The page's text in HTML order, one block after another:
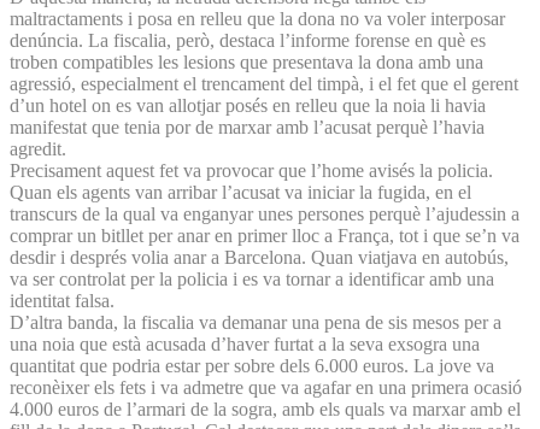
maltractaments i posa en relleu que la dona no va voler interposar
denúncia. La fiscalia, però, destaca l’informe forense en què es
troben compatibles les lesions que presentava la dona amb una
agressió, especialment el trencament del timpà, i el fet que el gerent
d’un hotel on es van allotjar posés en relleu que la noia li havia
manifestat que tenia por de marxar amb l’acusat perquè l’havia
agredit.
Precisament aquest fet va provocar que l’home avisés la policia.
Quan els agents van arribar l’acusat va iniciar la fugida, en el
transcurs de la qual va enganyar unes persones perquè l’ajudessin a
comprar un bitllet per anar en primer lloc a França, tot i que se’n va
desdir i després volia anar a Barcelona. Quan viatjava en autobús,
va ser controlat per la policia i es va tornar a identificar amb una
identitat falsa.
D’altra banda, la fiscalia va demanar una pena de sis mesos per a
una noia que està acusada d’haver furtat a la seva exsogra una
quantitat que podria estar per sobre dels 6.000 euros. La jove va
reconèixer els fets i va admetre que va agafar en una primera ocasió
4.000 euros de l’armari de la sogra, amb els quals va marxar amb el